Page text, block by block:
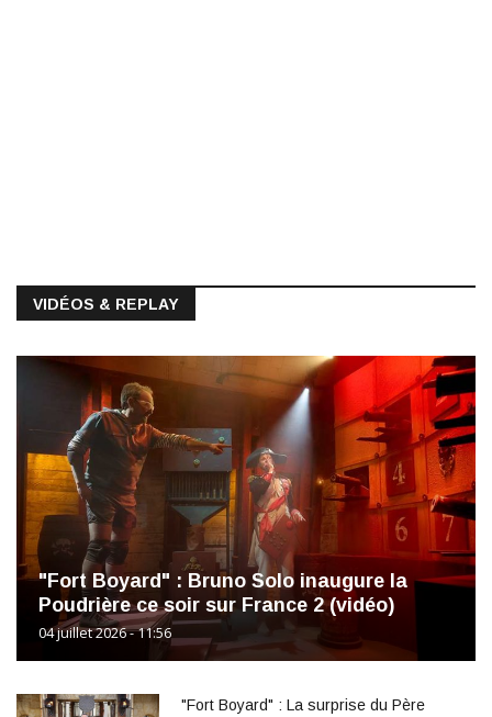
VIDÉOS & REPLAY
"Fort Boyard" : Bruno Solo inaugure la
Poudrière ce soir sur France 2 (vidéo)
04 juillet 2026 - 11:56
"Fort Boyard" : La surprise du Père